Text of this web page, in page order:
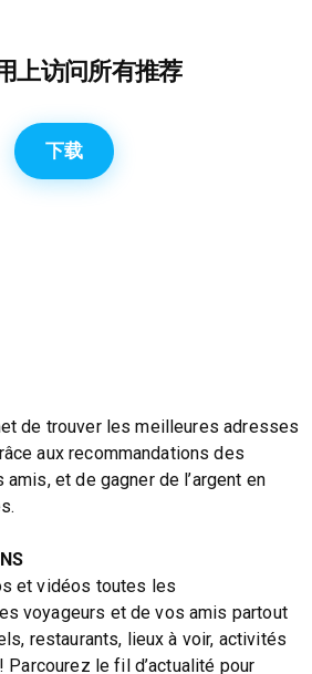
上访问所有推荐
下载
de trouver les meilleures adresses
aux recommandations des
et de gagner de l’argent en
et vidéos toutes les
voyageurs et de vos amis partout
restaurants, lieux à voir, activités
le fil d’actualité pour